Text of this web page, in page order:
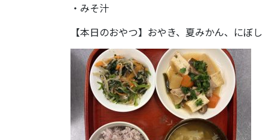
・みそ汁
【本日のおやつ】おやき、夏みかん、にぼし